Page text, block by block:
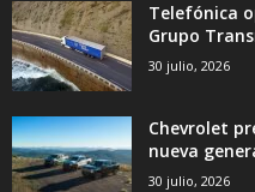
Telefónica
Grupo
30 julio, 2026
Chevrolet
nueva
30 julio, 2026